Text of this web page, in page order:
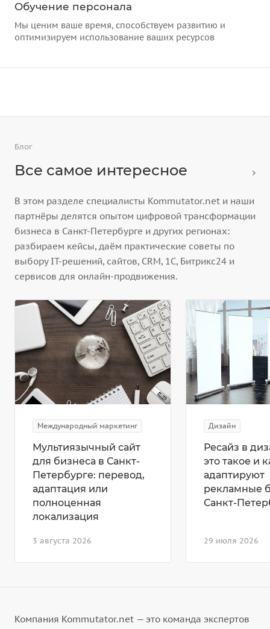
Обучение персонала
Мы ценим ваше время, способствуем развитию и
оптимизируем использование ваших ресурсов
Блог
Все самое интересное
В этом разделе специалисты Kommutator.net и наши
партнёры делятся опытом цифровой трансформации
бизнеса в Санкт-Петербурге и других регионах:
разбираем кейсы, даём практические советы по
выбору IT-решений, сайтов, CRM, 1С, Битрикс24 и
сервисов для онлайн-продвижения.
Международный маркетинг
3 августа 2026
Мультиязычный сайт
для бизнеса в Санкт-
Петербурге: перевод,
адаптация или
полноценная
локализация
Дизайн
29 июля 2026
Ресайз в
это такое и
адаптируют
рекламные
Санкт-
Компания Kommutator.net — это команда экспертов